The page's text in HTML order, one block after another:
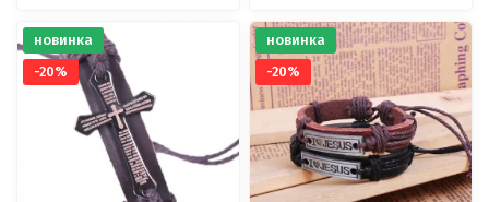
новинка
-20%
новинка
-20%